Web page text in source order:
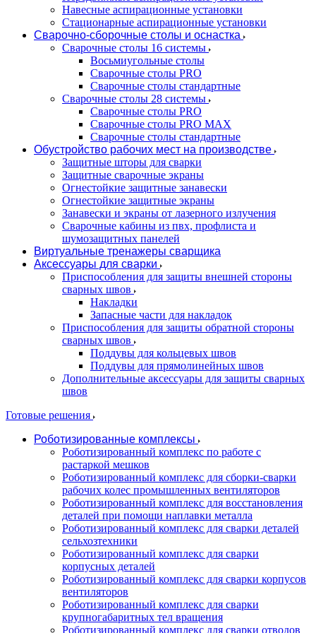
Навесные аспирационные установки
Стационарные аспирационные установки
Сварочно-сборочные столы и оснастка
Сварочные столы 16 системы
Восьмиугольные столы
Сварочные столы PRO
Сварочные столы стандартные
Сварочные столы 28 системы
Сварочные столы PRO
Сварочные столы PRO MAX
Сварочные столы стандартные
Обустройство рабочих мест на производстве
Защитные шторы для сварки
Защитные сварочные экраны
Огнестойкие защитные занавески
Огнестойкие защитные экраны
Занавески и экраны от лазерного излучения
Сварочные кабины из пвх, профлиста и
шумозащитных панелей
Виртуальные тренажеры сварщика
Аксессуары для сварки
Приспособления для защиты внешней стороны
сварных швов
Накладки
Запасные части для накладок
Приспособления для защиты обратной стороны
сварных швов
Поддувы для кольцевых швов
Поддувы для прямолинейных швов
Дополнительные аксессуары для защиты сварных
швов
Готовые решения
Роботизированные комплексы
Роботизированный комплекс по работе с
растаркой мешков
Роботизированный комплекс для сборки-сварки
рабочих колес промышленных вентиляторов
Роботизированный комплекс для восстановления
деталей при помощи наплавки металла
Роботизированный комплекс для сварки деталей
сельхозтехники
Роботизированный комплекс для сварки
корпусных деталей
Роботизированный комплекс для сварки корпусов
вентиляторов
Роботизированный комплекс для сварки
крупногабаритных тел вращения
Роботизированный комплекс для сварки отводов